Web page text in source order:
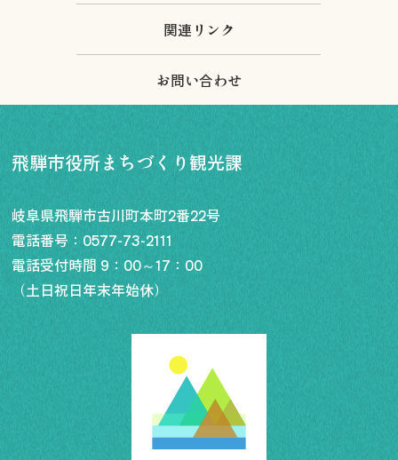
関連リンク
お問い合わせ
飛騨市役所まちづくり観光課
岐阜県飛騨市古川町本町2番22号
電話番号： 0577-73-2111
電話受付時間 9：00～17：00
（土日祝日年末年始休）